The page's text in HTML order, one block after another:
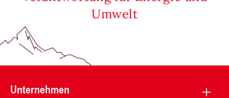
Umwelt
Unternehmen